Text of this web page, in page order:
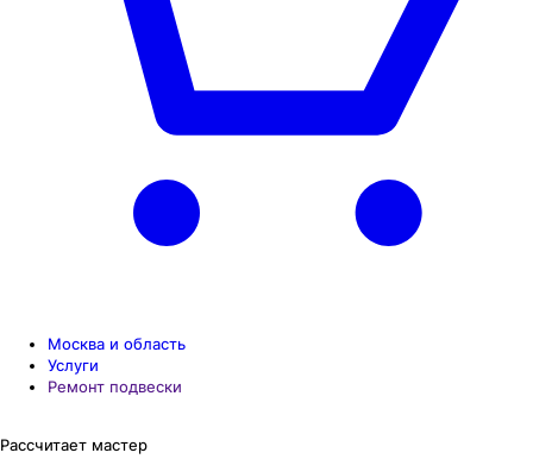
Москва и область
Услуги
Ремонт подвески
Рассчитает мастер